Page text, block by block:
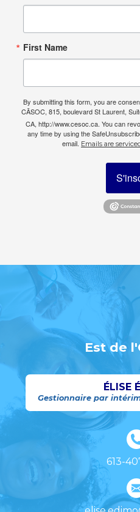
First Name
By submitting this form, you are
CÃSOC, 815, boulevard St Laurent,
CA, http://www.cesoc.ca. You can
any time by using the
email. Emails are
Est de
ÉLISE
Gestionnaire par intérim
613-